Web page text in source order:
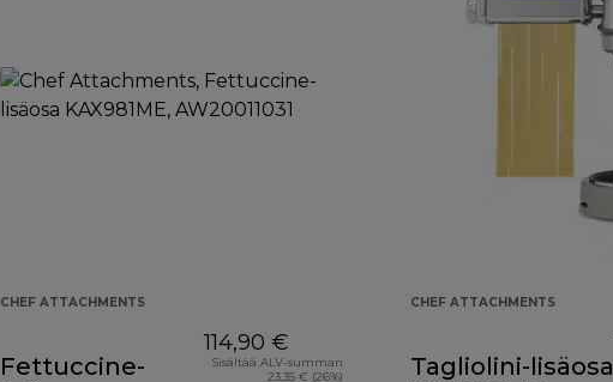
CHEF ATTACHMENTS
Fettuccine-
114,90 €
Sisältää ALV-summan
23,35 € (26%)
CHEF ATTACHMENTS
Tagliolini-lisäosa